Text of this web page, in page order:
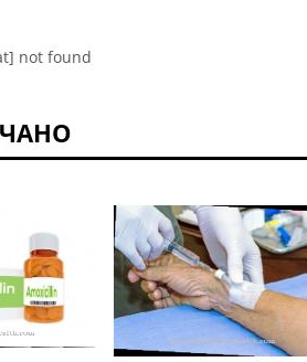
not found